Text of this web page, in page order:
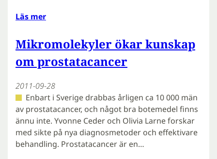
Läs mer
Mikromolekyler ökar kunskap
om prostatacancer
2011-09-28
Enbart i Sverige drabbas årligen ca 10 000 män
av prostatacancer, och något bra botemedel finns
ännu inte. Yvonne Ceder och Olivia Larne forskar
med sikte på nya diagnosmetoder och effektivare
behandling. Prostatacancer är en…